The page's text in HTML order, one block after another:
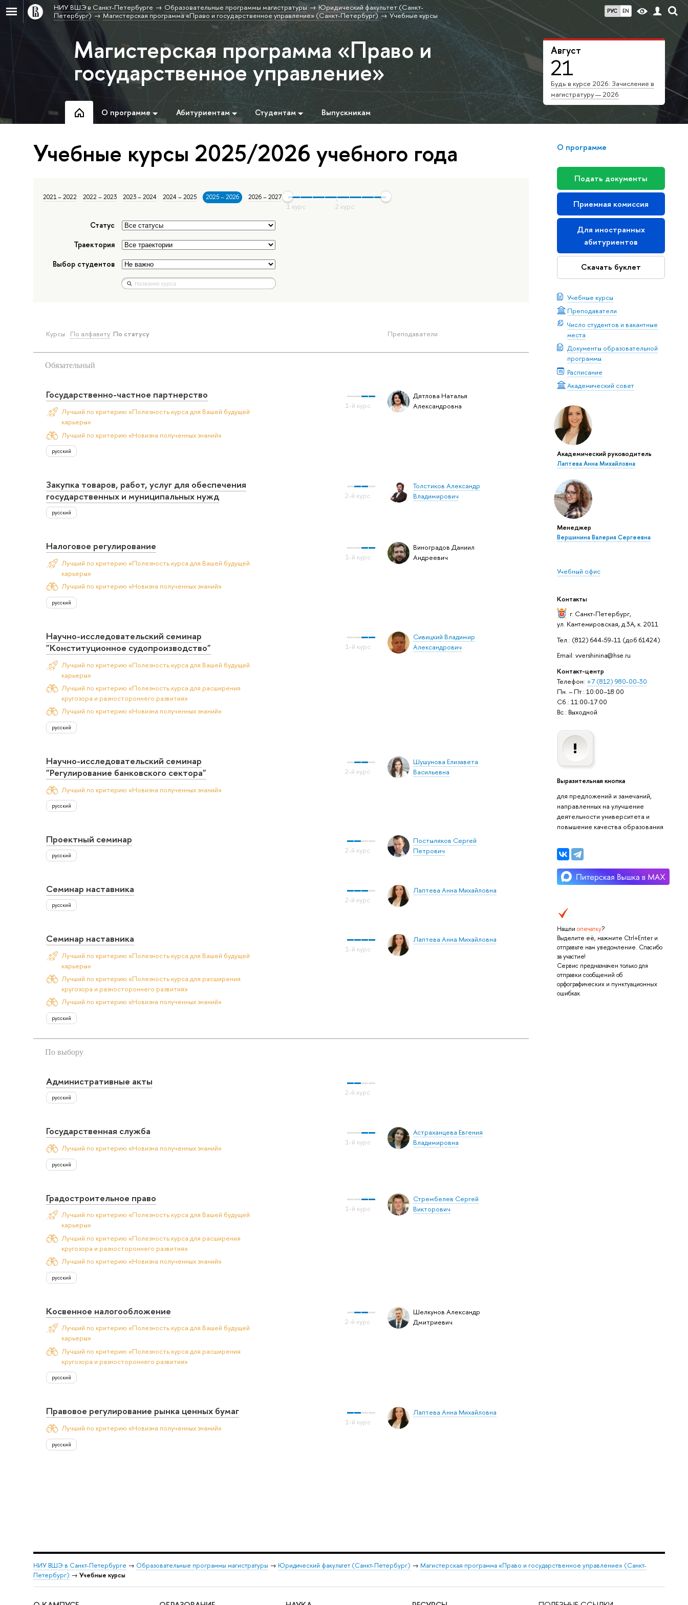
РУС EN
НИУ ВШЭ в Санкт-Петербурге Образовательные программы магистратуры
Юридический факультет (Санкт-
Петербург)
Магистерская программа «Право и государственное управление» (Санкт-Петербург) Учебные курсы
Август
21
Будь в курсе 2026: Зачисление в
магистратуру — 2026
Магистерская программа «Право и
государственное управление»
О программе Абитуриентам Студентам Выпускникам
О программе
Подать документы
Приемная комиссия
Для иностранных
абитуриентов
Скачать буклет
Учебные курсы
Преподаватели
Число студентов и вакантные
места
Документы образовательной
программы
Расписание
Академический совет
Академический руководитель
Лаптева Анна Михайловна
Менеджер
Вершинина Валерия Сергеевна
Учебный офис
Контакты
г. Санкт-Петербург,
ул. Кантемировская, д.3А, к. 2011
Тел.: (812) 644-59-11 (доб.61424)
Email: vvershinina@hse.ru
Контакт-центр
Телефон: +7 (812) 980-00-30
Пн. – Пт.: 10:00–18:00
Сб.: 11:00-17:00
Вс.: Выходной
Выразительная кнопка
для предложений и замечаний,
направленных на улучшение
деятельности университета и
повышение качества образования
Нашли опечатку?
Выделите её, нажмите Ctrl+Enter и
отправьте нам уведомление. Спасибо
за участие!
Сервис предназначен только для
отправки сообщений об
орфографических и пунктуационных
ошибках.
Учебные курсы 2025/2026 учебного года
2021 – 2022 2022 – 2023 2023 – 2024 2024 – 2025 2025 – 2026 2026 – 2027
Статус
Траектория
Выбор студентов
Преподаватели
Курсы: По алфавиту По статусу
Обязательный
Дятлова Наталья
Александровна
Государственно-частное партнерство
Лучший по критерию «Полезность курса для Вашей будущей
карьеры»
Лучший по критерию «Новизна полученных знаний»
русский
Толстиков Александр
Владимирович
Закупка товаров, работ, услуг для обеспечения
государственных и муниципальных нужд
русский
Виноградов Даниил
Андреевич
Налоговое регулирование
Лучший по критерию «Полезность курса для Вашей будущей
карьеры»
Лучший по критерию «Новизна полученных знаний»
русский
Сивицкий Владимир
Александрович
Научно-исследовательский семинар
"Конституционное судопроизводство"
Лучший по критерию «Полезность курса для Вашей будущей
карьеры»
Лучший по критерию «Полезность курса для расширения
кругозора и разностороннего развития»
Лучший по критерию «Новизна полученных знаний»
русский
Шушунова Елизавета
Васильевна
Научно-исследовательский семинар
"Регулирование банковского сектора"
Лучший по критерию «Новизна полученных знаний»
русский
Постыляков Сергей
Петрович
Проектный семинар
русский
Лаптева Анна Михайловна
Семинар наставника
русский
Лаптева Анна Михайловна
Семинар наставника
Лучший по критерию «Полезность курса для Вашей будущей
карьеры»
Лучший по критерию «Полезность курса для расширения
кругозора и разностороннего развития»
Лучший по критерию «Новизна полученных знаний»
русский
По выбору
Административные акты
русский
Астраханцева Евгения
Владимировна
Государственная служба
Лучший по критерию «Новизна полученных знаний»
русский
Стрембелев Сергей
Викторович
Градостроительное право
Лучший по критерию «Полезность курса для Вашей будущей
карьеры»
Лучший по критерию «Полезность курса для расширения
кругозора и разностороннего развития»
Лучший по критерию «Новизна полученных знаний»
русский
Шелкунов Александр
Дмитриевич
Косвенное налогообложение
Лучший по критерию «Полезность курса для Вашей будущей
карьеры»
Лучший по критерию «Полезность курса для расширения
кругозора и разностороннего развития»
русский
Лаптева Анна Михайловна
Правовое регулирование рынка ценных бумаг
Лучший по критерию «Новизна полученных знаний»
русский
НИУ ВШЭ в Санкт-Петербурге → Образовательные программы магистратуры → Юридический факультет (Санкт-Петербург) → Магистерская программа «Право и государственное управление» (Санкт-
Петербург) → Учебные курсы